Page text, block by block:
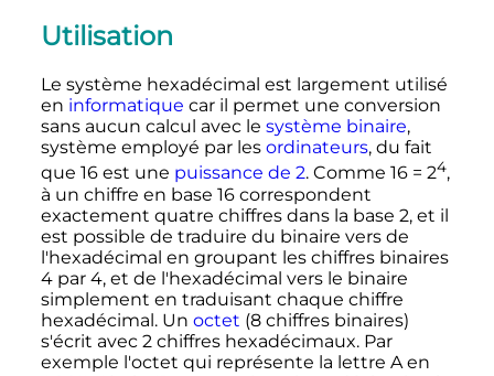
Utilisation
Le système hexadécimal est largement utilisé
en informatique car il permet une conversion
sans aucun calcul avec le système binaire,
système employé par les ordinateurs, du fait
que 16 est une puissance de 2. Comme 16 = 24,
à un chiffre en base 16 correspondent
exactement quatre chiffres dans la base 2, et il
est possible de traduire du binaire vers de
l'hexadécimal en groupant les chiffres binaires
4 par 4, et de l'hexadécimal vers le binaire
simplement en traduisant chaque chiffre
hexadécimal. Un octet (8 chiffres binaires)
s'écrit avec 2 chiffres hexadécimaux. Par
exemple l'octet qui représente la lettre A en